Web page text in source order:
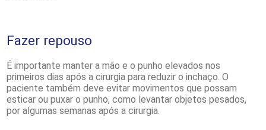
Fazer repouso
É importante manter a mão e o punho elevados nos
primeiros dias após a cirurgia para reduzir o inchaço. O
paciente também deve evitar movimentos que possam
esticar ou puxar o punho, como levantar objetos pesados,
por algumas semanas após a cirurgia.